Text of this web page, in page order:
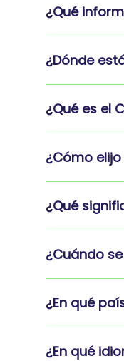
¿Qué
¿Dónde
¿Qué es el
¿Cómo elijo
¿Qué
¿Cuándo
¿En qué
¿En qué